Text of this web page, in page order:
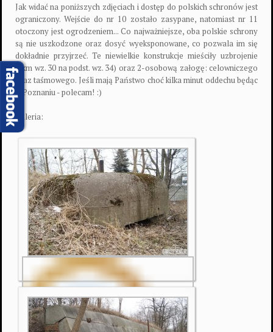
Jak widać na poniższych zdjęciach i dostęp do polskich schronów jest
ograniczony. Wejście do nr 10 zostało zasypane, natomiast nr 11
otoczony jest ogrodzeniem... Co najważniejsze, oba polskie schrony
są nie uszkodzone oraz dosyć wyeksponowane, co pozwala im się
dokładnie przyjrzeć. Te niewielkie konstrukcje mieściły uzbrojenie
(ckm wz. 30 na podst. wz. 34) oraz 2-osobową załogę: celowniczego
oraz taśmowego. Jeśli mają Państwo choć kilka minut oddechu będąc
w Poznaniu - polecam! :)
Galeria: